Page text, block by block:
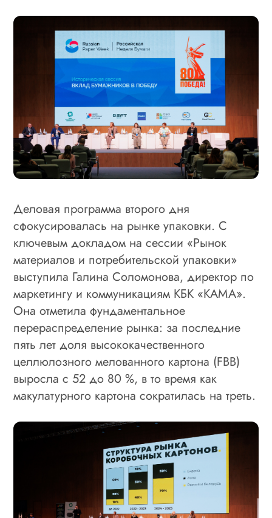
Деловая программа второго дня
сфокусировалась на рынке упаковки. С
ключевым докладом на сессии «Рынок
материалов и потребительской упаковки»
выступила Галина Соломонова, директор по
маркетингу и коммуникациям КБК «КАМА».
Она отметила фундаментальное
перераспределение рынка: за последние
пять лет доля высококачественного
целлюлозного мелованного картона (FBB)
выросла с 52 до 80 %, в то время как
макулатурного картона сократилась на треть.